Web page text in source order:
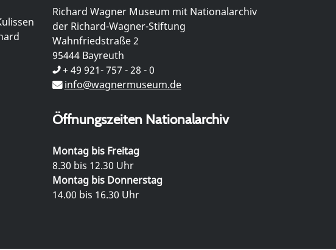
Richard Wagner Museum mit Nationalarchiv
der Richard-Wagner-Stiftung
Wahnfriedstraße 2
95444 Bayreuth
+ 49 921- 757 - 28 - 0
info@wagnermuseum.de
Öffnungszeiten Nationalarchiv
Montag bis Freitag
8.30 bis 12.30 Uhr
Montag bis Donnerstag
14.00 bis 16.30 Uhr